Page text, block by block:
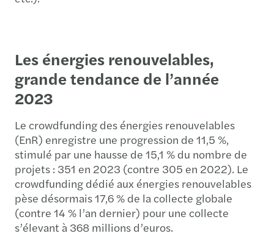
Les énergies renouvelables,
grande tendance de l’année
2023
Le crowdfunding des énergies renouvelables
(EnR) enregistre une progression de 11,5 %,
stimulé par une hausse de 15,1 % du nombre de
projets : 351 en 2023 (contre 305 en 2022). Le
crowdfunding dédié aux énergies renouvelables
pèse désormais 17,6 % de la collecte globale
(contre 14 % l’an dernier) pour une collecte
s’élevant à 368 millions d’euros.